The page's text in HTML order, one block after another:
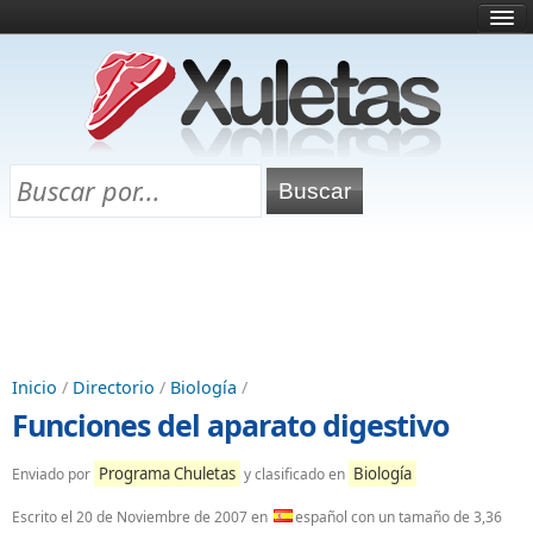
¿Qué es esto?
Directorio
Chuletas para exámenes
Inicio / Directorio / Biología /
Funciones del aparato digestivo
Enviado por Programa Chuletas y clasificado en Biología
Escrito el 20 de Noviembre de 2007en español con un tamaño de 3,36